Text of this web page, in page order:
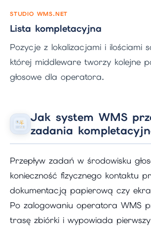
STUDIO WMS.NET
Lista kompletacyjna
Pozycje z lokalizacjami i ilościami
której middleware tworzy kolejne
głosowe dla operatora.
Jak system WMS
zadania
Przepływ zadań w środowisku
konieczność fizycznego kontaktu
dokumentacją papierową czy
Po zalogowaniu operatora WMS
trasę zbiórki i wypowiada